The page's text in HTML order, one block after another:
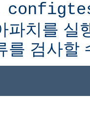
파치를 실
를 검사할